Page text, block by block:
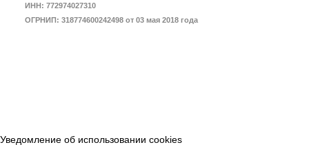
ИНН: 772974027310
ОГРНИП: 318774600242498 от 03 мая 2018 года
Уведомление об использовании cookies